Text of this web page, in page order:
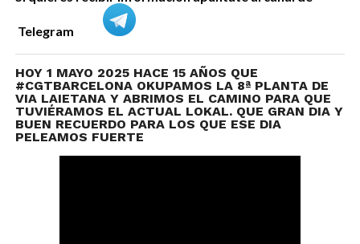
Telegram
HOY 1 MAYO 2025 HACE 15 AÑOS QUE
#CGTBARCELONA OKUPAMOS LA 8ª PLANTA DE
VIA LAIETANA Y ABRIMOS EL CAMINO PARA QUE
TUVIÉRAMOS EL ACTUAL LOKAL. QUE GRAN DIA Y
BUEN RECUERDO PARA LOS QUE ESE DIA
PELEAMOS FUERTE